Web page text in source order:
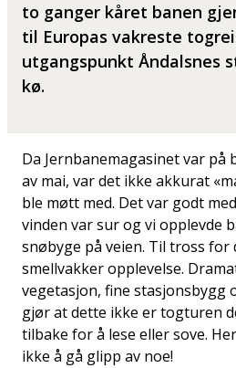
to ganger kåret banen
til Europas vakreste
utgangspunkt Åndalsnes
kø.
Da Jernbanemagasinet var på
av mai, var det ikke akkurat
ble møtt med. Det var godt
vinden var sur og vi opplevde
snøbyge på veien. Til tross for
smellvakker opplevelse.
vegetasjon, fine stasjonsbygg
gjør at dette ikke er togturen
tilbake for å lese eller sove.
ikke å gå glipp av noe!